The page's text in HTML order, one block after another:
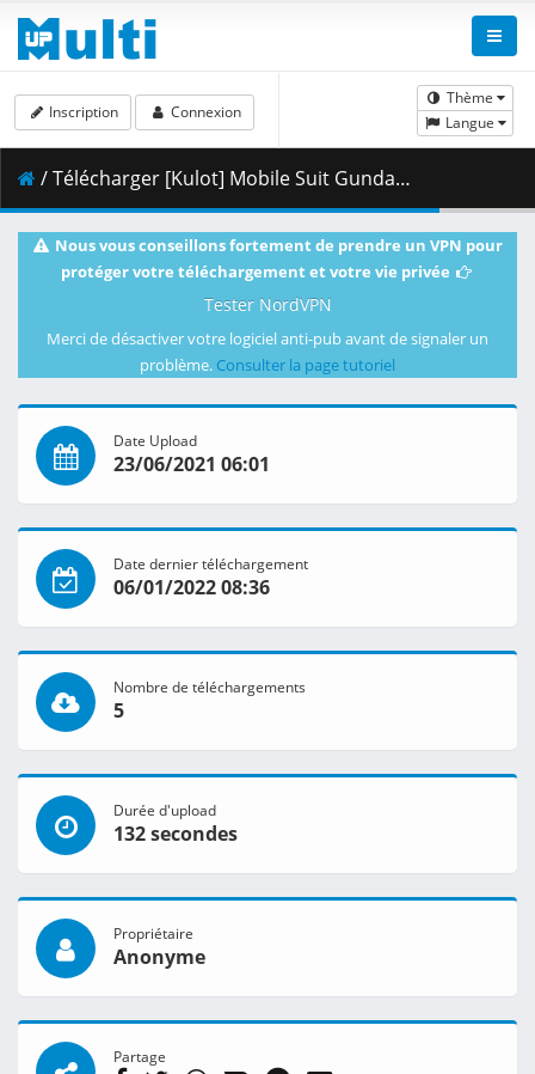
Thème
Langue
Inscription Connexion
/ Télécharger [Kulot] Mobile Suit Gundam Char_s Counterattack [Dual-Audio][BDRip 1832x988 x264 FLACx2] [0EC5195E].mkv.019 ( 478.20 MB )
Nous vous conseillons fortement de prendre un VPN pour
protéger votre téléchargement et votre vie privée
Tester NordVPN
Merci de désactiver votre logiciel anti-pub avant de signaler un
problème. Consulter la page tutoriel
Date Upload
23/06/2021 06:01
Date dernier téléchargement
06/01/2022 08:36
Nombre de téléchargements
5
Durée d'upload
132 secondes
Propriétaire
Anonyme
Partage